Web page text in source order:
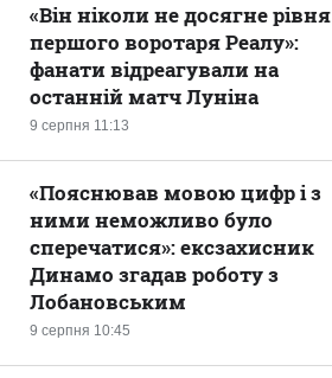
9 серпня 11:13
«Він ніколи не досягне рівня
першого воротаря Реалу»:
фанати відреагували на
останній матч Луніна
9 серпня 10:45
«Пояснював мовою цифр і з
ними неможливо було
сперечатися»: ексзахисник
Динамо згадав роботу з
Лобановським